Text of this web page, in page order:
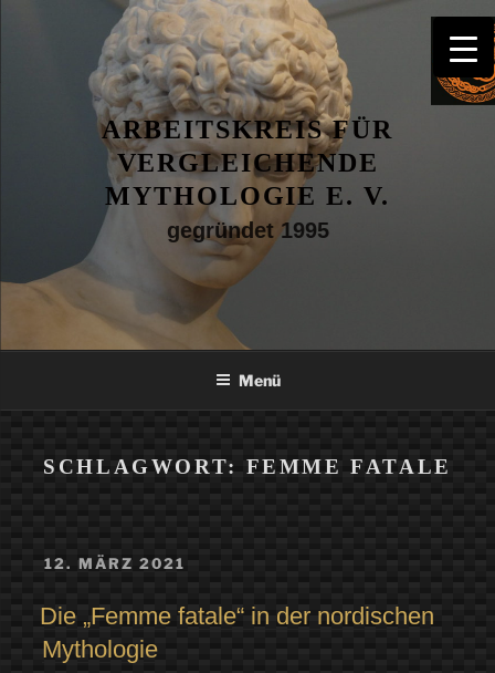
ARBEITSKREIS FÜR
VERGLEICHENDE
MYTHOLOGIE E. V.
gegründet 1995
Menü
SCHLAGWORT: FEMME FATALE
VERÖFFENTLICHT
12. MÄRZ 2021
Die „Femme fatale“ in der nordischen
Mythologie